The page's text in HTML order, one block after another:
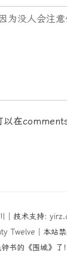
以在
│技术支持:
Twelve │本站
书的《围城》了！